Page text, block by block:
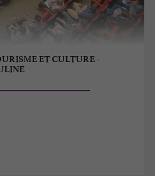
ET CULTURE -